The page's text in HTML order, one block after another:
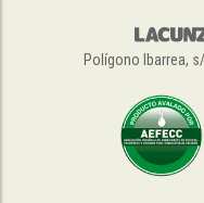
Polígono Ibarrea,